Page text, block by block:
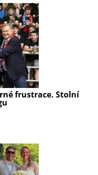
frustrace. Stolní